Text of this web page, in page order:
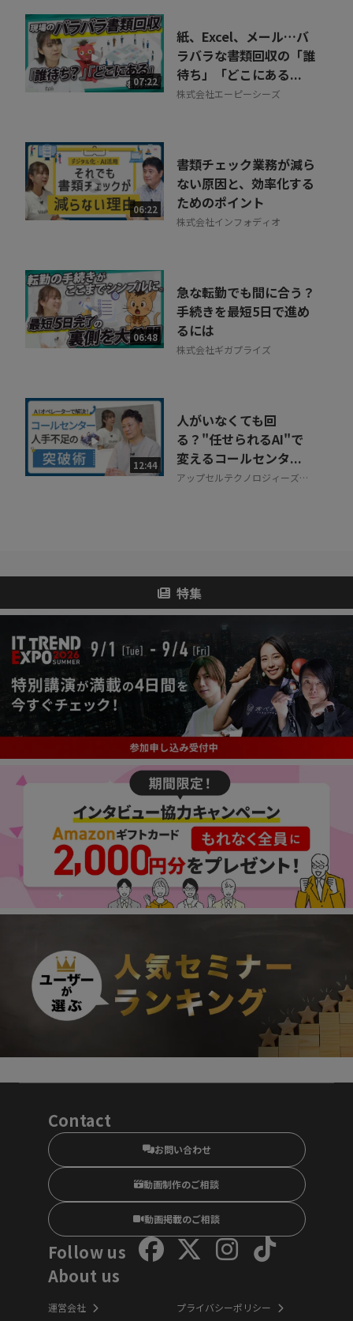
07:22
紙、Excel、メール…バ
ラバラな書類回収の「誰
待ち」「どこにある...
株式会社エーピーシーズ
06:22
書類チェック業務が減ら
ない原因と、効率化する
ためのポイント
株式会社インフォディオ
06:48
急な転勤でも間に合う？
手続きを最短5日で進め
るには
株式会社ギガプライズ
12:44
人がいなくても回
る？"任せられるAI"で
変えるコールセンタ...
アップセルテクノロジィーズ株
特集
Contact
お問い合わせ
動画制作のご相談
動画掲載のご相談
Follow us
About us
運営会社 プライバシーポリシー